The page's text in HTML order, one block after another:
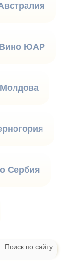
Вино ЮАР
Сербия
Поиск по сайту